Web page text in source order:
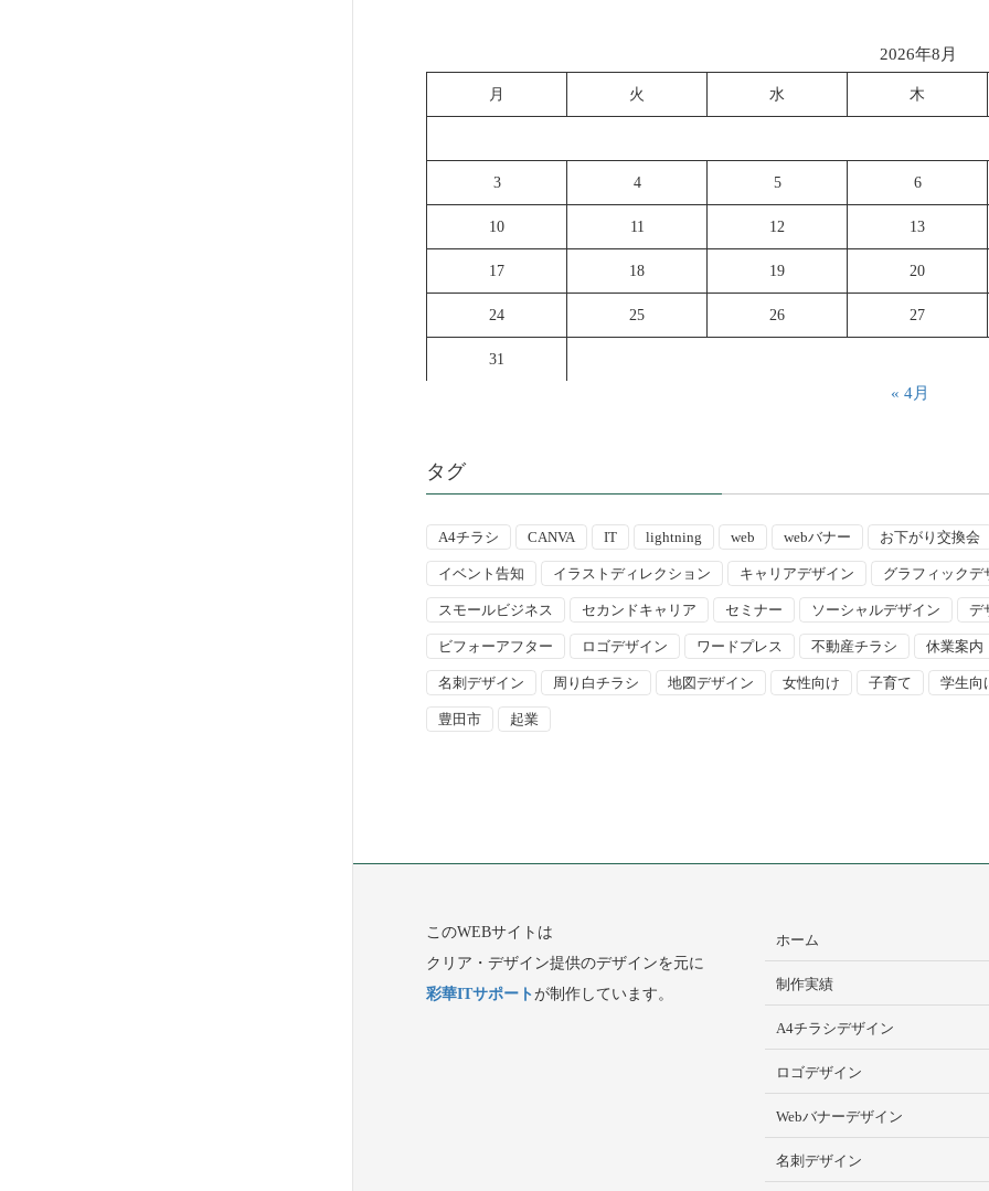
り
2026年8月
月 火 水 木
3 4 5 6
10 11 12 13
17 18 19 20
24 25 26 27
31
« 4月
タグ
A4チラシ CANVA IT lightning web webバナー お下がり交換会
イベント告知 イラストディレクション キャリアデザイン グラフィックデ
スモールビジネス セカンドキャリア セミナー ソーシャルデザイン デ
ビフォーアフター ロゴデザイン ワードプレス 不動産チラシ 休業案内
名刺デザイン 周り白チラシ 地図デザイン 女性向け 子育て 学生向
豊田市 起業
このWEBサイトは
クリア・デザイン提供のデザインを元に
彩華ITサポートが制作しています。
ホーム
制作実績
A4チラシデザイン
ロゴデザイン
Webバナーデザイン
名刺デザイン